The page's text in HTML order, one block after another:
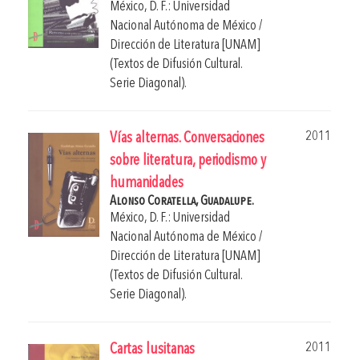
México, D. F.: Universidad
Nacional Autónoma de México /
Dirección de Literatura [UNAM]
(Textos de Difusión Cultural.
Serie Diagonal).
Vías alternas. Conversaciones
sobre literatura, periodismo y
humanidades
2011
Alonso Coratella, Guadalupe.
México, D. F.: Universidad
Nacional Autónoma de México /
Dirección de Literatura [UNAM]
(Textos de Difusión Cultural.
Serie Diagonal).
Cartas lusitanas
2011